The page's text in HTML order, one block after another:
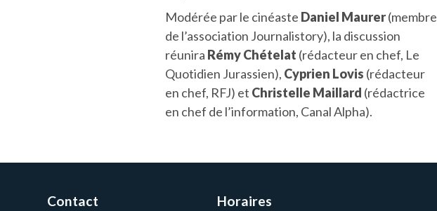
Modérée par le cinéaste Daniel Maurer(membre
de l’association Journalistory), la discussion
réunira Rémy Chételat (rédacteur en chef, Le
Quotidien Jurassien), Cyprien Lovis (rédacteur
en chef, RFJ) et Christelle Maillard (rédactrice
en chef de l’information, Canal Alpha).
Contact Horaires